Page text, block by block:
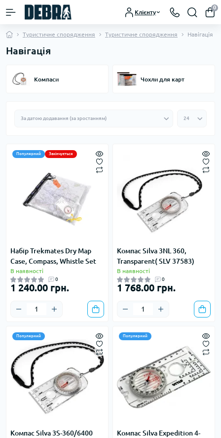
Клієнту
0
Туристичне спорядження Туристичне спорядження Навігація
Навігація
Компаси Чохли для карт
Популярний Закінчується
Набір Trekmates Dry Map
Case, Compass, Whistle Set
В наявності
0
1 240.00 грн.
Компас Silva 3NL 360,
Transparent( SLV 37583)
В наявності
0
1 768.00 грн.
Популярний
Компас Silva 3S-360/6400
Популярний
Компас Silva Expedition 4-